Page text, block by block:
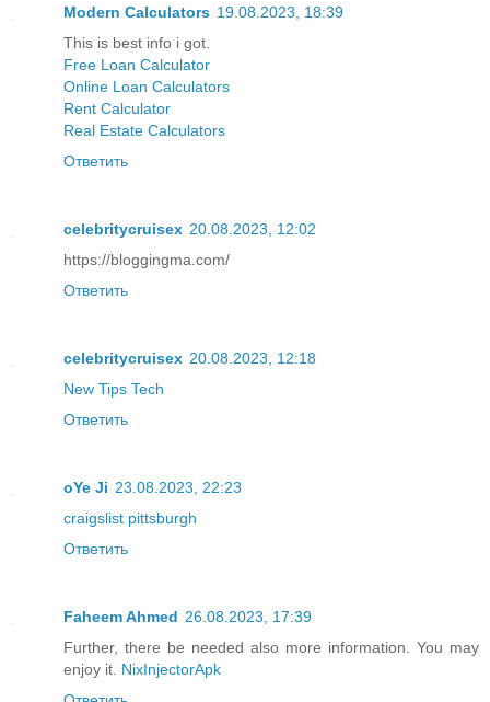
Modern Calculators 19.08.2023, 18:39
This is best info i got.
Free Loan Calculator
Online Loan Calculators
Rent Calculator
Real Estate Calculators
Ответить
celebritycruisex 20.08.2023, 12:02
https://bloggingma.com/
Ответить
celebritycruisex 20.08.2023, 12:18
New Tips Tech
Ответить
oYe Ji 23.08.2023, 22:23
craigslist pittsburgh
Ответить
Faheem Ahmed 26.08.2023, 17:39
Further, there be needed also more information. You may
enjoy it. NixInjectorApk